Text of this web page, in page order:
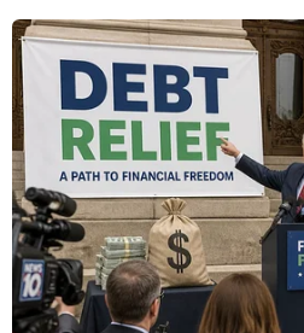
#Lãi suất
#Thâm hụt thương mại